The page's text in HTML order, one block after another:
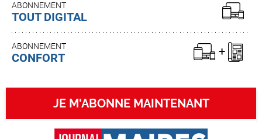
ABONNEMENT
TOUT DIGITAL
ABONNEMENT
CONFORT
JE M'ABONNE MAINTENANT